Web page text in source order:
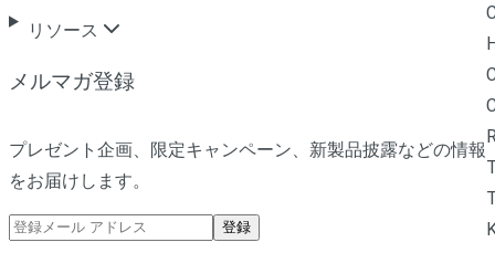
リソース
メルマガ登録
プレゼント企画、限定キャンペーン、新製品披露などの情報
をお届けします。
登録